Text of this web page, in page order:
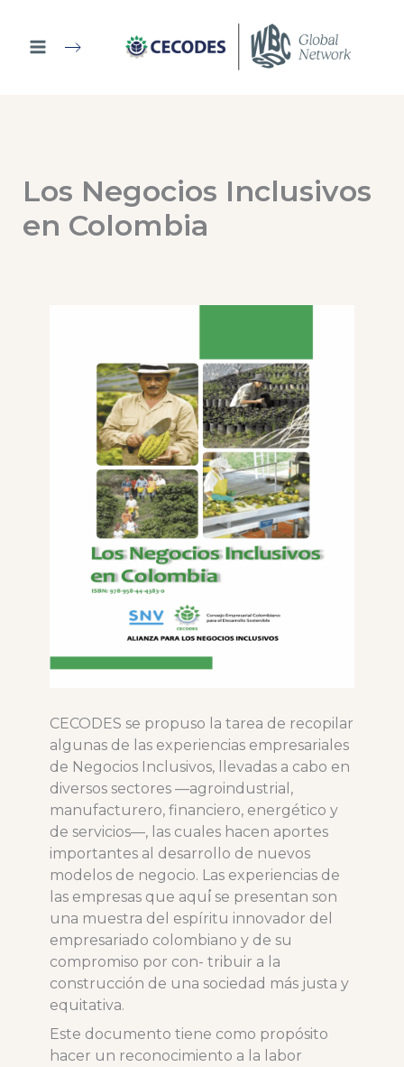
contenido
Los Negocios Inclusivos
en Colombia
CECODES se propuso la tarea de recopilar
algunas de las experiencias empresariales
de Negocios Inclusivos, llevadas a cabo en
diversos sectores —agroindustrial,
manufacturero, financiero, energético y
de servicios—, las cuales hacen aportes
importantes al desarrollo de nuevos
modelos de negocio. Las experiencias de
las empresas que aquí́ se presentan son
una muestra del espíritu innovador del
empresariado colombiano y de su
compromiso por con- tribuir a la
construcción de una sociedad más justa y
equitativa.
Este documento tiene como propósito
hacer un reconocimiento a la labor